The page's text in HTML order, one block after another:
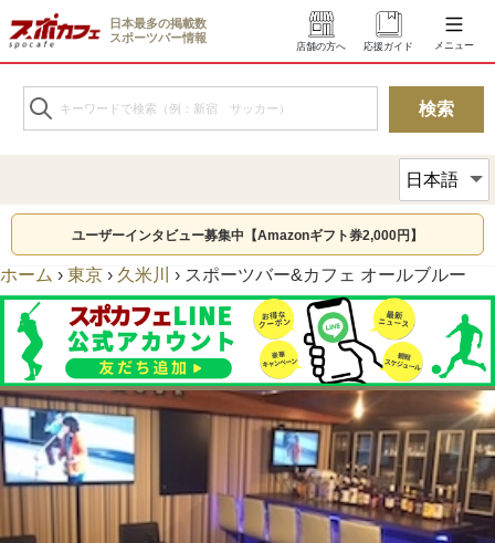
日本最多の掲載数
スポーツバー情報
店舗の方へ 応援ガイド メニュー
ユーザーインタビュー募集中【Amazonギフト券2,000円】
ホーム › 東京 › 久米川 › スポーツバー&カフェ オールブルー